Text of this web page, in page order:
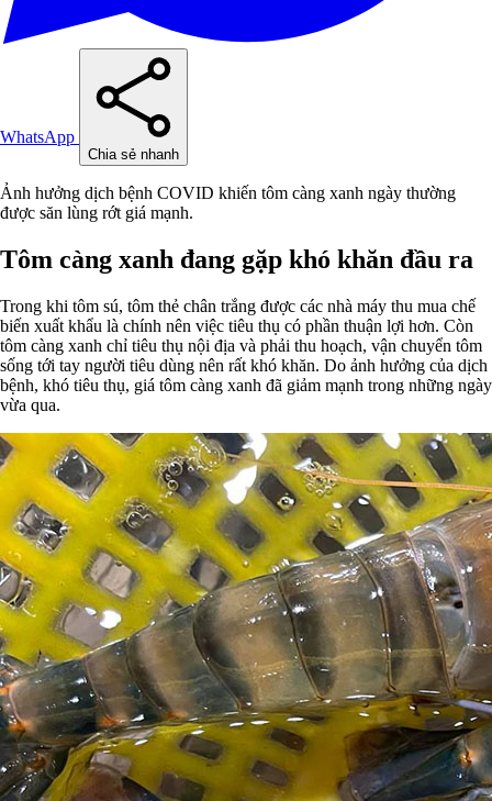
WhatsApp
Chia sẻ nhanh
Ảnh hưởng dịch bệnh COVID khiến tôm càng xanh ngày thường
được săn lùng rớt giá mạnh.
Tôm càng xanh đang gặp khó khăn đầu ra
Trong khi tôm sú, tôm thẻ chân trắng được các nhà máy thu mua chế
biến xuất khẩu là chính nên việc tiêu thụ có phần thuận lợi hơn. Còn
tôm càng xanh chỉ tiêu thụ nội địa và phải thu hoạch, vận chuyển tôm
sống tới tay người tiêu dùng nên rất khó khăn. Do ảnh hưởng của dịch
bệnh, khó tiêu thụ, giá tôm càng xanh đã giảm mạnh trong những ngày
vừa qua.